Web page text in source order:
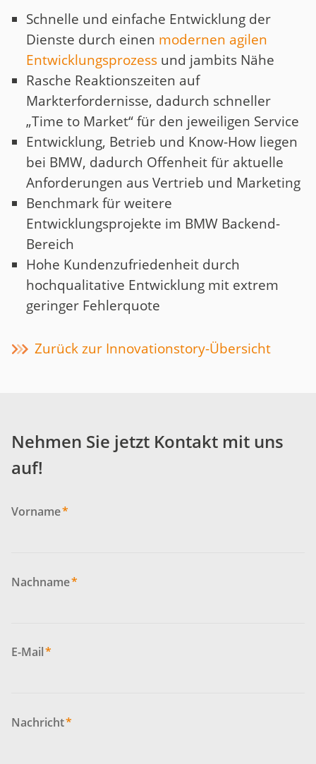
Schnelle und einfache Entwicklung der
Dienste durch einen modernen agilen
Entwicklungsprozess und jambits Nähe
Rasche Reaktionszeiten auf
Markterfordernisse, dadurch schneller
„Time to Market“ für den jeweiligen Service
Entwicklung, Betrieb und Know-How liegen
bei BMW, dadurch Offenheit für aktuelle
Anforderungen aus Vertrieb und Marketing
Benchmark für weitere
Entwicklungsprojekte im BMW Backend-
Bereich
Hohe Kundenzufriedenheit durch
hochqualitative Entwicklung mit extrem
geringer Fehlerquote
Zurück zur Innovationstory-Übersicht
Nehmen Sie jetzt Kontakt mit uns
auf!
Vorname*
Nachname*
E-Mail*
Nachricht*